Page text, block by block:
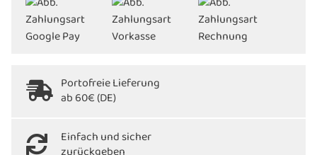
Portofreie Lieferung
ab 60€ (DE)
Einfach und sicher